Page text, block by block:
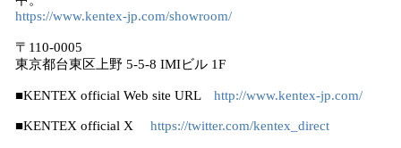
https://www.kentex-jp.com/showroom/
〒110-0005
東京都台東区上野 5-5-8 IMIビル 1F
■KENTEX official Web site URL http://www.kentex-jp.com/
■KENTEX official X https://twitter.com/kentex_direct